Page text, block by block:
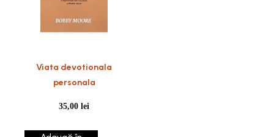
Viata devotionala
personala
35,00lei